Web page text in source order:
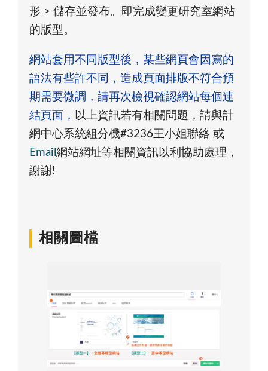
形 > 儲存並發布。即完成變更研究室網站
的版型。
網站套用不同版型後，某些網頁會因寫的
語法有些許不同，造成頁面排版不符合預
期需要微調，請再次檢視確認網站每個連
結頁面， 以上資訊若有相關問題，請與計
網中心系統組分機#3236王小姐聯絡 或
Email網站網址等相關資訊以利協助處理，
謝謝!
相關圖檔